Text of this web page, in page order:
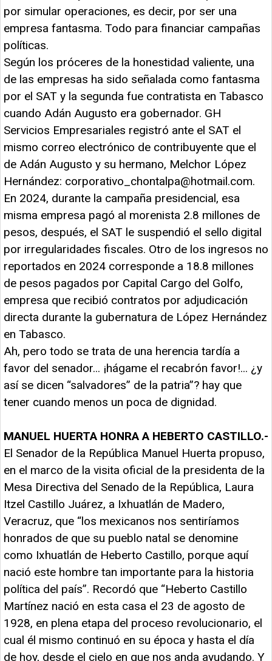
por simular operaciones, es decir, por ser una
empresa fantasma. Todo para financiar campañas
políticas.
Según los próceres de la honestidad valiente, una
de las empresas ha sido señalada como fantasma
por el SAT y la segunda fue contratista en Tabasco
cuando Adán Augusto era gobernador. GH
Servicios Empresariales registró ante el SAT el
mismo correo electrónico de contribuyente que el
de Adán Augusto y su hermano, Melchor López
Hernández: corporativo_chontalpa@hotmail.com.
En 2024, durante la campaña presidencial, esa
misma empresa pagó al morenista 2.8 millones de
pesos, después, el SAT le suspendió el sello digital
por irregularidades fiscales. Otro de los ingresos no
reportados en 2024 corresponde a 18.8 millones
de pesos pagados por Capital Cargo del Golfo,
empresa que recibió contratos por adjudicación
directa durante la gubernatura de López Hernández
en Tabasco.
Ah, pero todo se trata de una herencia tardía a
favor del senador... ¡hágame el recabrón favor!... ¿y
así se dicen “salvadores” de la patria”? hay que
tener cuando menos un poca de dignidad.
MANUEL HUERTA HONRA A HEBERTO CASTILLO.-
El Senador de la República Manuel Huerta propuso,
en el marco de la visita oficial de la presidenta de la
Mesa Directiva del Senado de la República, Laura
Itzel Castillo Juárez, a Ixhuatlán de Madero,
Veracruz, que “los mexicanos nos sentiríamos
honrados de que su pueblo natal se denomine
como Ixhuatlán de Heberto Castillo, porque aquí
nació este hombre tan importante para la historia
política del país”. Recordó que “Heberto Castillo
Martínez nació en esta casa el 23 de agosto de
1928, en plena etapa del proceso revolucionario, el
cual él mismo continuó en su época y hasta el día
de hoy, desde el cielo en que nos anda ayudando. Y